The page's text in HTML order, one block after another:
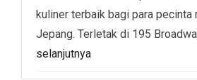
kuliner terbaik bagi para pecinta
Jepang. Terletak di 195
selanjutnya